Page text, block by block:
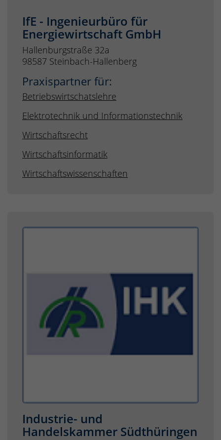
IfE - Ingenieurbüro für
Energiewirtschaft GmbH
Hallenburgstraße 32a
98587 Steinbach-Hallenberg
Praxispartner für:
Betriebswirtschatslehre
Elektrotechnik und Informationstechnik
Wirtschaftsrecht
Wirtschaftsinformatik
Wirtschaftswissenschaften
Industrie- und
Handelskammer Südthüringen